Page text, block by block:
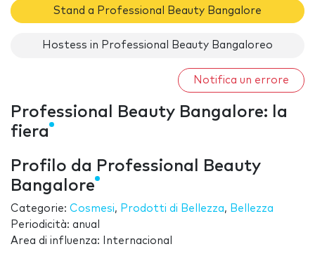
Stand a Professional Beauty Bangalore
Hostess in Professional Beauty Bangaloreo
Notifica un errore
Professional Beauty Bangalore: la
fiera
Profilo da Professional Beauty
Bangalore
Categorie: Cosmesi, Prodotti di Bellezza, Bellezza
Periodicità: anual
Area di influenza: Internacional